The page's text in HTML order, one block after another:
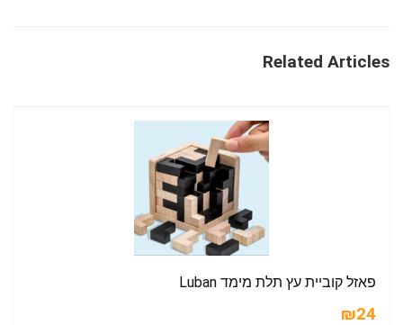
Related Articles
פאזל קוביית עץ תלת מימד Luban
₪24